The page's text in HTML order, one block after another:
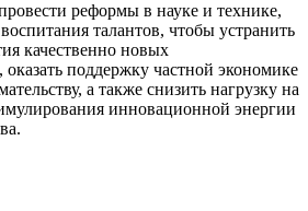
реформы в науке и технике,
талантов, чтобы устранить
качественно новых
поддержку частной экономике
а также снизить нагрузку на
инновационной энергии